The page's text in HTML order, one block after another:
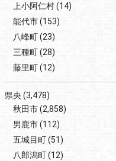
上小阿仁村(14)
能代市(153)
八峰町(23)
三種町(28)
藤里町(12)
県央(3,478)
秋田市(2,858)
男鹿市(112)
五城目町(51)
八郎潟町(12)